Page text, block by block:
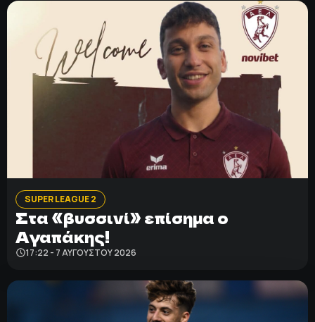
SUPER LEAGUE 2
Στα «βυσσινί» επίσημα ο
Αγαπάκης!
17:22 - 7 ΑΥΓΟΎΣΤΟΥ 2026